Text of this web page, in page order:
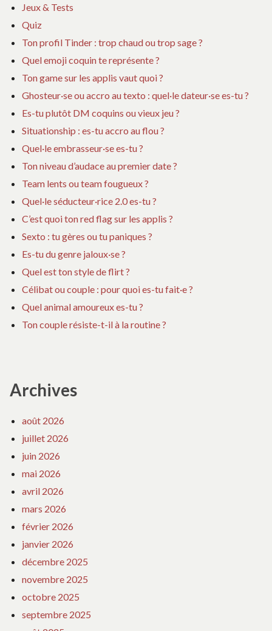
Jeux & Tests
Quiz
Ton profil Tinder : trop chaud ou trop sage ?
Quel emoji coquin te représente ?
Ton game sur les applis vaut quoi ?
Ghosteur·se ou accro au texto : quel·le dateur·se es-tu ?
Es-tu plutôt DM coquins ou vieux jeu ?
Situationship : es-tu accro au flou ?
Quel·le embrasseur·se es-tu ?
Ton niveau d’audace au premier date ?
Team lents ou team fougueux ?
Quel·le séducteur·rice 2.0 es-tu ?
C’est quoi ton red flag sur les applis ?
Sexto : tu gères ou tu paniques ?
Es-tu du genre jaloux·se ?
Quel est ton style de flirt ?
Célibat ou couple : pour quoi es-tu fait·e ?
Quel animal amoureux es-tu ?
Ton couple résiste-t-il à la routine ?
Archives
août 2026
juillet 2026
juin 2026
mai 2026
avril 2026
mars 2026
février 2026
janvier 2026
décembre 2025
novembre 2025
octobre 2025
septembre 2025